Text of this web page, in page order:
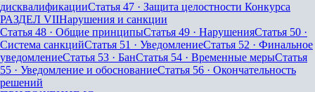
дисквалификацииСтатья 47 · Защита целостности Конкурса
РАЗДЕЛ VIIНарушения и санкции
Статья 48 · Общие принципыСтатья 49 · НарушенияСтатья 50 ·
Система санкцийСтатья 51 · УведомлениеСтатья 52 · Финальное
уведомлениеСтатья 53 · БанСтатья 54 · Временные мерыСтатья
55 · Уведомление и обоснованиеСтатья 56 · Окончательность
решений